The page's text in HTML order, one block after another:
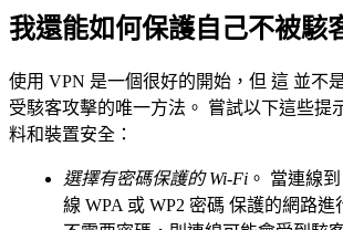
我還能如何保護自己不被駭
使用 VPN 是一個很好的開始，但 這 並不
受駭客攻擊的唯一方法。 嘗試以下這些提
料和裝置安全：
選擇有密碼保護的 Wi-Fi 。 當連線
線 WPA 或 WP2 密碼 保護的網路